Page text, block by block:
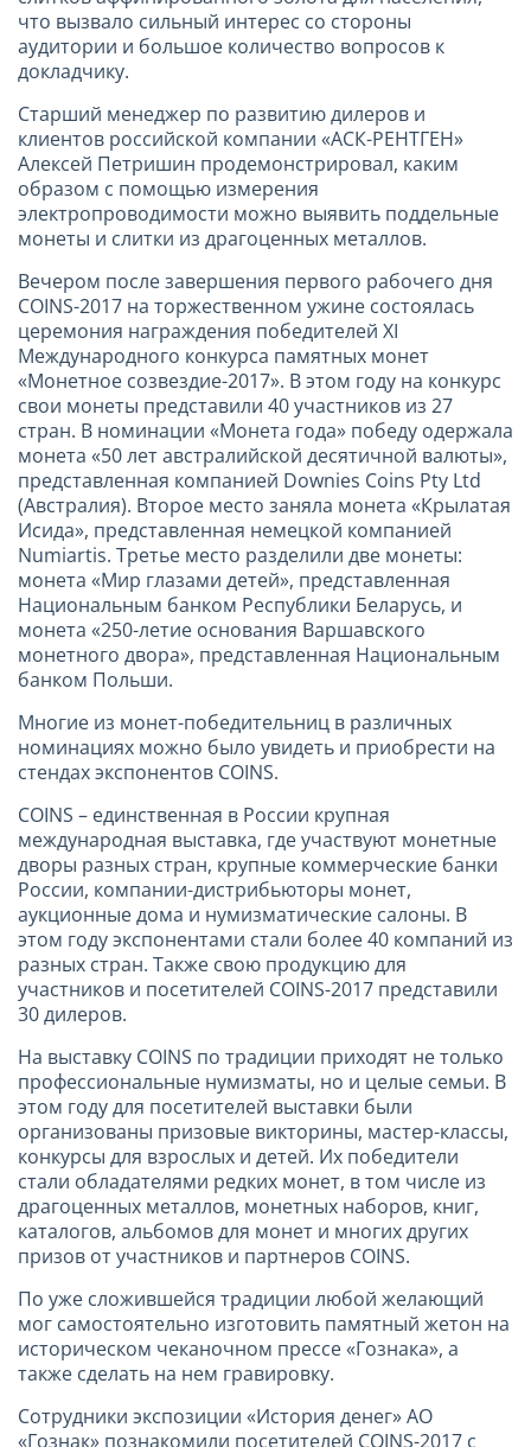
что вызвало сильный интерес со стороны
аудитории и большое количество вопросов к
докладчику.
Старший менеджер по развитию дилеров и
клиентов российской компании «АСК-РЕНТГЕН»
Алексей Петришин продемонстрировал, каким
образом с помощью измерения
электропроводимости можно выявить поддельные
монеты и слитки из драгоценных металлов.
Вечером после завершения первого рабочего дня
COINS-2017 на торжественном ужине состоялась
церемония награждения победителей XI
Международного конкурса памятных монет
«Монетное созвездие-2017». В этом году на конкурс
свои монеты представили 40 участников из 27
стран. В номинации «Монета года» победу одержала
монета «50 лет австралийской десятичной валюты»,
представленная компанией Downies Coins Pty Ltd
(Австралия). Второе место заняла монета «Крылатая
Исида», представленная немецкой компанией
Numiartis. Третье место разделили две монеты:
монета «Мир глазами детей», представленная
Национальным банком Республики Беларусь, и
монета «250-летие основания Варшавского
монетного двора», представленная Национальным
банком Польши.
Многие из монет-победительниц в различных
номинациях можно было увидеть и приобрести на
стендах экспонентов COINS.
COINS – единственная в России крупная
международная выставка, где участвуют монетные
дворы разных стран, крупные коммерческие банки
России, компании-дистрибьюторы монет,
аукционные дома и нумизматические салоны. В
этом году экспонентами стали более 40 компаний из
разных стран. Также свою продукцию для
участников и посетителей COINS-2017 представили
30 дилеров.
На выставку COINS по традиции приходят не только
профессиональные нумизматы, но и целые семьи. В
этом году для посетителей выставки были
организованы призовые викторины, мастер-классы,
конкурсы для взрослых и детей. Их победители
стали обладателями редких монет, в том числе из
драгоценных металлов, монетных наборов, книг,
каталогов, альбомов для монет и многих других
призов от участников и партнеров COINS.
По уже сложившейся традиции любой желающий
мог самостоятельно изготовить памятный жетон на
историческом чеканочном прессе «Гознака», а
также сделать на нем гравировку.
Сотрудники экспозиции «История денег» АО
«Гознак» познакомили посетителей COINS-2017 с